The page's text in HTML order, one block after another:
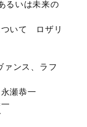
るいは未来の
ついて ロザリ
ァンス、ラフ
瀬恭一